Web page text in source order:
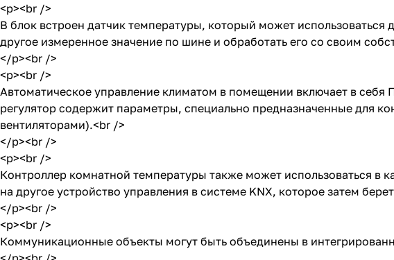
<p><br />
В блок встроен датчик температуры, который может
другое измеренное значение по шине и обработать его со своим
</p><br />
<p><br />
Автоматическое управление климатом в помещении включает в
регулятор содержит параметры, специально предназначенные для
вентиляторами).<br />
</p><br />
<p><br />
Контроллер комнатной температуры также может использоваться в
на другое устройство управления в системе KNX, которое затем
</p><br />
<p><br />
Коммуникационные объекты могут быть объединены в